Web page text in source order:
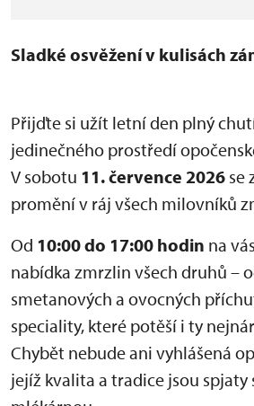
Sladké osvěžení v kulisách
Přijďte si užít letní den plný
jedinečného prostředí
V sobotu 11. července 2026 se
promění v ráj všech milovníků
Od 10:00 do 17:00 hodin na
nabídka zmrzlin všech druhů –
smetanových a ovocných
speciality, které potěší i ty
Chybět nebude ani vyhlášená
jejíž kvalita a tradice jsou spjaty